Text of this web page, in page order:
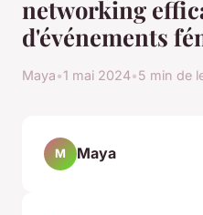
networking
d'événements
Maya•1 mai 2024•5 min de
M Maya